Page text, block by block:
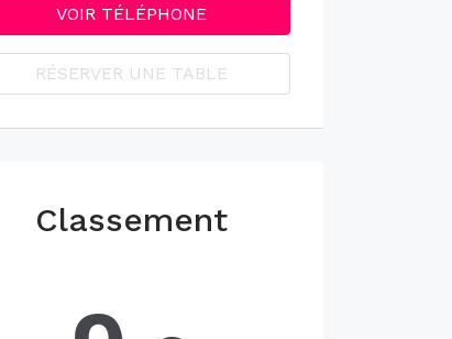
VOIR TÉLÉPHONE
RÉSERVER UNE TABLE
Classement